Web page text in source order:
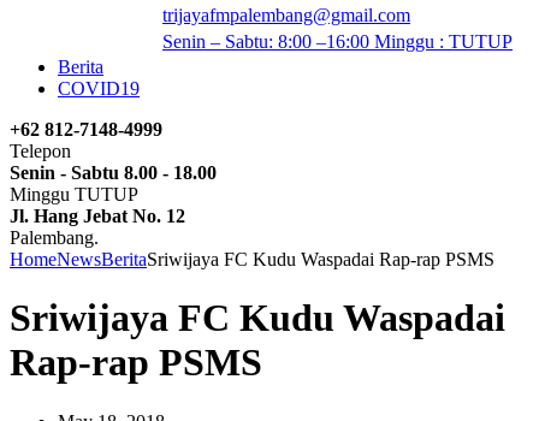
trijayafmpalembang@gmail.com
Senin – Sabtu: 8:00 –16:00 Minggu : TUTUP
Berita
COVID19
+62 812-7148-4999
Telepon
Senin - Sabtu 8.00 - 18.00
Minggu TUTUP
Jl. Hang Jebat No. 12
Palembang.
HomeNewsBeritaSriwijaya FC Kudu Waspadai Rap-rap PSMS
Sriwijaya FC Kudu Waspadai
Rap-rap PSMS